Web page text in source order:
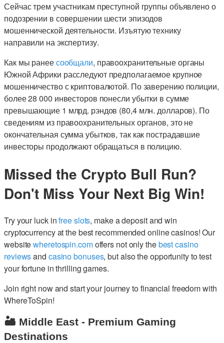
Сейчас трем участникам преступной группы объявлено о
подозрении в совершении шести эпизодов
мошеннической деятельности. Изъятую технику
направили на экспертизу.
Как мы ранеесообщали, правоохранительные органы
Южной Африки расследуют предполагаемое крупное
мошенничество с криптовалютой. По заверению полиции,
более 28 000 инвесторов понесли убытки в сумме
превышающие 1 млрд. рэндов (80,4 млн. долларов). По
сведениям из правоохранительных органов, это не
окончательная сумма убытков, так как пострадавшие
инвесторы продолжают обращаться в полицию.
Missed the Crypto Bull Run?
Don't Miss Your Next Big Win!
Try your luck infree slots, make a deposit and win
cryptocurrency at the best recommended online casinos! Our
websitewheretospin.comoffers not only thebest casino
reviewsand casino bonuses, but also the opportunity to test
your fortune in thrilling games.
Join right now and start your journey to financial freedom with
WhereToSpin!
🏜️ Middle East - Premium Gaming
Destinations